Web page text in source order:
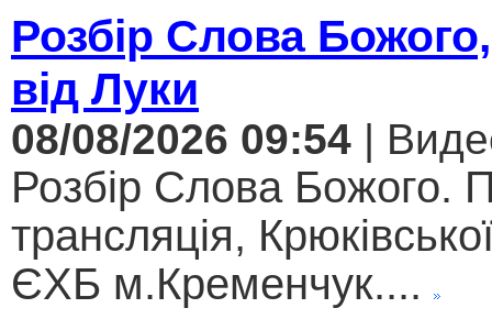
Розбір Слова
від Луки
08/08/2026 09:54 |
Розбір Слова Божого.
трансляція,
ЄХБ м.Кременчук....